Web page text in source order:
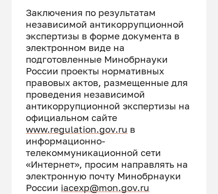
Заключения по результатам
независимой антикоррупционной
экспертизы в форме документа в
электронном виде на
подготовленные Минобрнауки
России проекты нормативных
правовых актов, размещенные для
проведения независимой
антикоррупционной экспертизы на
официальном сайте
www.regulation.gov.ru в
информационно-
телекоммуникационной сети
«Интернет», просим направлять на
электронную почту Минобрнауки
России iacexp@mon.gov.ru